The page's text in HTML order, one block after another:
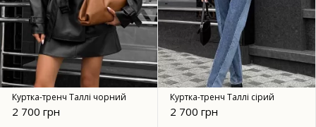
Куртка-тренч Таллі чорний
2 700 грн
Куртка-тренч Таллі сірий
2 700 грн